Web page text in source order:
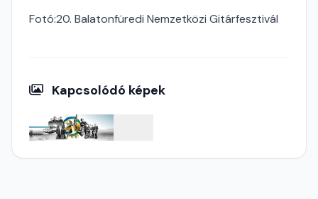
Fotó:20. Balatonfüredi Nemzetközi Gitárfesztivál
Kapcsolódó képek